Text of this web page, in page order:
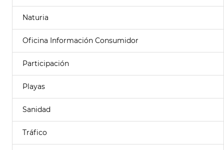
Naturia
Oficina Información Consumidor
Participación
Playas
Sanidad
Tráfico